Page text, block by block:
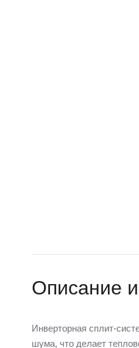
Описание
Инверторная сплит-
шума, что делает